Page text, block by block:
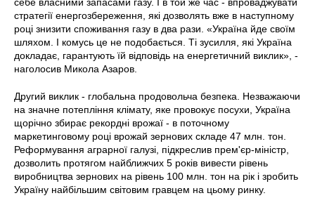
стратегії енергозбереження, які дозволять вже в наступному
році знизити споживання газу в два рази. «Україна йде своїм
шляхом. І комусь це не подобається. Ті зусилля, які Україна
докладає, гарантують їй відповідь на енергетичний виклик», -
наголосив Микола Азаров.
Другий виклик - глобальна продовольча безпека. Незважаючи
на значне потепління клімату, яке провокує посухи, Україна
щорічно збирає рекордні врожаї - в поточному
маркетинговому році врожай зернових складе 47 млн. тон.
Реформування аграрної галузі, підкреслив прем'єр-міністр,
дозволить протягом найближчих 5 років вивести рівень
виробництва зернових на рівень 100 млн. тон на рік і зробить
Україну найбільшим світовим гравцем на цьому ринку.